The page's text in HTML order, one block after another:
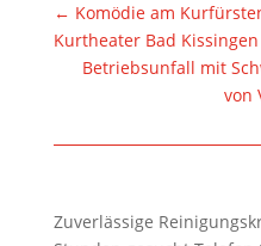
← Komödie am
Kurtheater Bad Kissingen
Betriebsunfall mit
von
Zuverlässige